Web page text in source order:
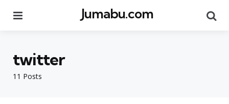
Jumabu.com
11 Posts
twitter